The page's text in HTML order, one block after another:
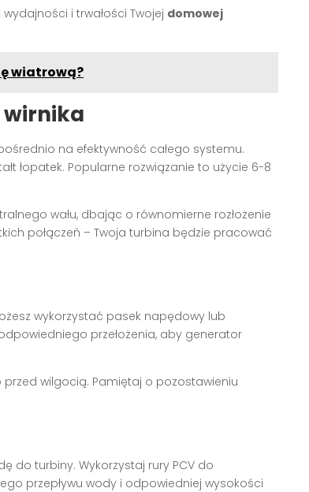
i trwałości Twojej domowej
wiatrową?
wirnika
na efektywność całego systemu.
łopatek. Popularne rozwiązanie to użycie 6-8
wału, dbając o równomierne rozłożenie
połączeń – Twoja turbina będzie pracować
wykorzystać pasek napędowy lub
przełożenia, aby generator
wilgocią. Pamiętaj o pozostawieniu
do turbiny. Wykorzystaj rury PCV do
przepływu wody i odpowiedniej wysokości